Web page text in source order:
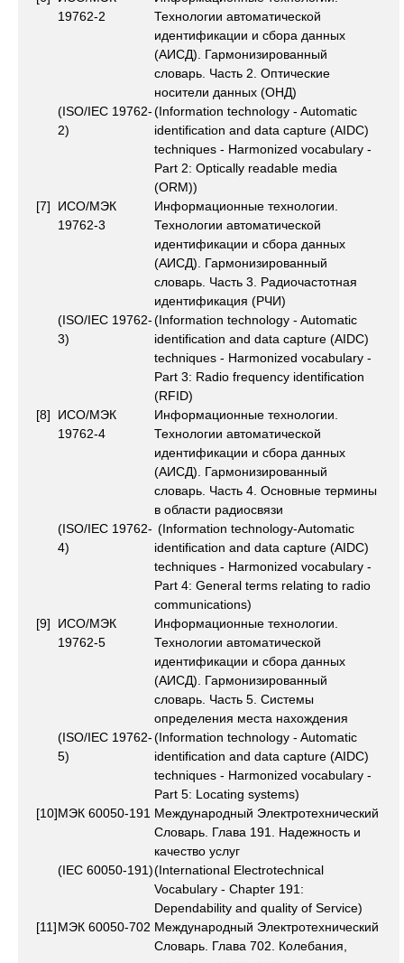
19762-2
Технологии автоматической
идентификации и сбора данных
(АИСД). Гармонизированный
словарь. Часть 2. Оптические
носители данных (ОНД)
(ISO/IEC 19762-
2)
(Information technology - Automatic
identification and data capture (AIDC)
techniques - Harmonized vocabulary -
Part 2: Optically readable media
(ORM))
[7]
ИСО/МЭК
19762-3
Информационные технологии.
Технологии автоматической
идентификации и сбора данных
(АИСД). Гармонизированный
словарь. Часть 3. Радиочастотная
идентификация (РЧИ)
(ISO/IEC 19762-
3)
(Information technology - Automatic
identification and data capture (AIDC)
techniques - Harmonized vocabulary -
Part 3: Radio frequency identification
(RFID)
[8]
ИСО/МЭК
19762-4
Информационные технологии.
Технологии автоматической
идентификации и сбора данных
(АИСД). Гармонизированный
словарь. Часть 4. Основные термины
в области радиосвязи
(ISO/IEC 19762-
4)
(Information technology-Automatic
identification and data capture (AIDC)
techniques - Harmonized vocabulary -
Part 4: General terms relating to radio
communications)
[9]
ИСО/МЭК
19762-5
Информационные технологии.
Технологии автоматической
идентификации и сбора данных
(АИСД). Гармонизированный
словарь. Часть 5. Системы
определения места нахождения
(ISO/IEC 19762-
5)
(Information technology - Automatic
identification and data capture (AIDC)
techniques - Harmonized vocabulary -
Part 5: Locating systems)
[10]МЭК 60050-191 Международный Электротехнический
Словарь. Глава 191. Надежность и
качество услуг
(IEC 60050-191)(International Electrotechnical
Vocabulary - Chapter 191:
Dependability and quality of Service)
[11]МЭК 60050-702 Международный Электротехнический
Словарь. Глава 702. Колебания,